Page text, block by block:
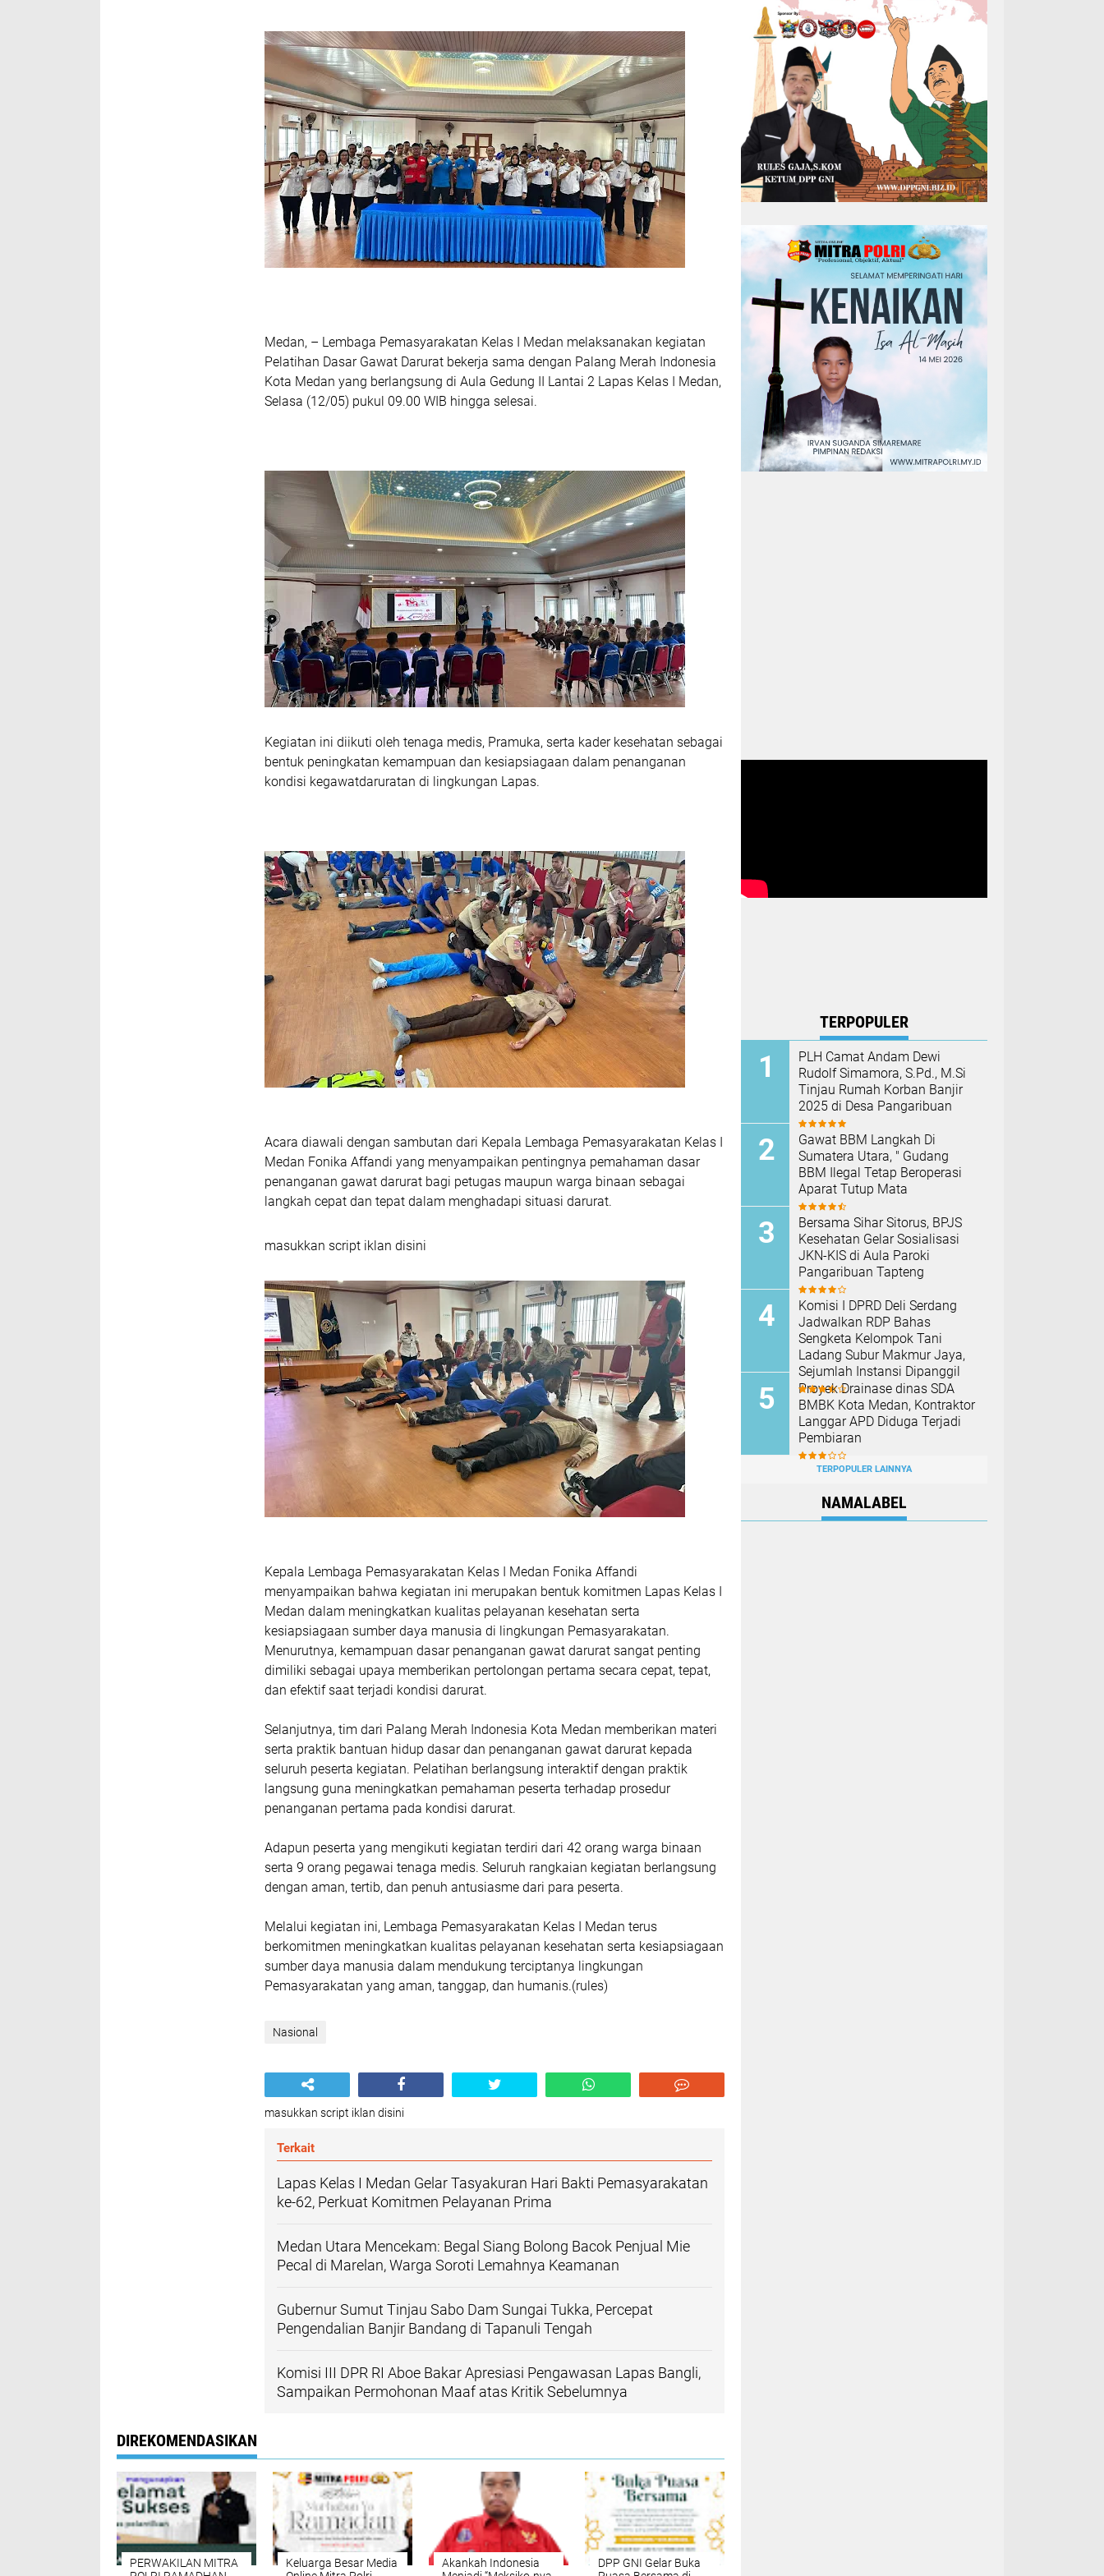
Medan, – Lembaga Pemasyarakatan Kelas I Medan melaksanakan kegiatan
Pelatihan Dasar Gawat Darurat bekerja sama dengan Palang Merah Indonesia
Kota Medan yang berlangsung di Aula Gedung II Lantai 2 Lapas Kelas I Medan,
Selasa (12/05) pukul 09.00 WIB hingga selesai.
Kegiatan ini diikuti oleh tenaga medis, Pramuka, serta kader kesehatan sebagai
bentuk peningkatan kemampuan dan kesiapsiagaan dalam penanganan
kondisi kegawatdaruratan di lingkungan Lapas.
Acara diawali dengan sambutan dari Kepala Lembaga Pemasyarakatan Kelas I
Medan Fonika Affandi yang menyampaikan pentingnya pemahaman dasar
penanganan gawat darurat bagi petugas maupun warga binaan sebagai
langkah cepat dan tepat dalam menghadapi situasi darurat.
masukkan script iklan disini
Kepala Lembaga Pemasyarakatan Kelas I Medan Fonika Affandi
menyampaikan bahwa kegiatan ini merupakan bentuk komitmen Lapas Kelas I
Medan dalam meningkatkan kualitas pelayanan kesehatan serta
kesiapsiagaan sumber daya manusia di lingkungan Pemasyarakatan.
Menurutnya, kemampuan dasar penanganan gawat darurat sangat penting
dimiliki sebagai upaya memberikan pertolongan pertama secara cepat, tepat,
dan efektif saat terjadi kondisi darurat.
Selanjutnya, tim dari Palang Merah Indonesia Kota Medan memberikan materi
serta praktik bantuan hidup dasar dan penanganan gawat darurat kepada
seluruh peserta kegiatan. Pelatihan berlangsung interaktif dengan praktik
langsung guna meningkatkan pemahaman peserta terhadap prosedur
penanganan pertama pada kondisi darurat.
Adapun peserta yang mengikuti kegiatan terdiri dari 42 orang warga binaan
serta 9 orang pegawai tenaga medis. Seluruh rangkaian kegiatan berlangsung
dengan aman, tertib, dan penuh antusiasme dari para peserta.
Melalui kegiatan ini, Lembaga Pemasyarakatan Kelas I Medan terus
berkomitmen meningkatkan kualitas pelayanan kesehatan serta kesiapsiagaan
sumber daya manusia dalam mendukung terciptanya lingkungan
Pemasyarakatan yang aman, tanggap, dan humanis.(rules)
Nasional
masukkan script iklan disini
Terkait
Lapas Kelas I Medan Gelar Tasyakuran Hari Bakti Pemasyarakatan
ke-62, Perkuat Komitmen Pelayanan Prima
Medan Utara Mencekam: Begal Siang Bolong Bacok Penjual Mie
Pecal di Marelan, Warga Soroti Lemahnya Keamanan
Gubernur Sumut Tinjau Sabo Dam Sungai Tukka, Percepat
Pengendalian Banjir Bandang di Tapanuli Tengah
Komisi III DPR RI Aboe Bakar Apresiasi Pengawasan Lapas Bangli,
Sampaikan Permohonan Maaf atas Kritik Sebelumnya
DIREKOMENDASIKAN
PERWAKILAN MITRA
Keluarga Besar Media
Akankah Indonesia
DPP GNI Gelar Buka
TERPOPULER
PLH Camat Andam Dewi
Rudolf Simamora, S.Pd., M.Si
Tinjau Rumah Korban Banjir
2025 di Desa Pangaribuan
Gawat BBM Langkah Di
Sumatera Utara, " Gudang
BBM Ilegal Tetap Beroperasi
Aparat Tutup Mata
Bersama Sihar Sitorus, BPJS
Kesehatan Gelar Sosialisasi
JKN-KIS di Aula Paroki
Pangaribuan Tapteng
Komisi I DPRD Deli Serdang
Jadwalkan RDP Bahas
Sengketa Kelompok Tani
Ladang Subur Makmur Jaya,
Sejumlah Instansi Dipanggil
Proyek Drainase dinas SDA
BMBK Kota Medan, Kontraktor
Langgar APD Diduga Terjadi
Pembiaran
TERPOPULER LAINNYA
NAMALABEL